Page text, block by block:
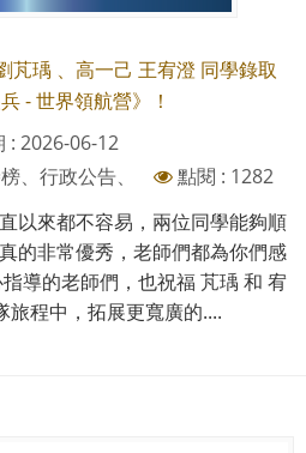
芃瑀 、高一己 王宥澄 同學錄取
- 世界領航營》！
: 2026-06-12
、行政公告、
點閱 : 1282
以來都不容易，兩位同學能夠順
的非常優秀，老師們都為你們感
導的老師們，也祝福 芃瑀 和 宥
旅程中，拓展更寬廣的....